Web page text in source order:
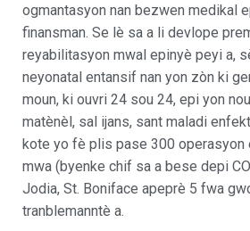
ogmantasyon nan bezwen medikal
finansman. Se lè sa a li devlope
reyabilitasyon mwal epinyè peyi a,
neyonatal entansif nan yon zòn ki
moun, ki ouvri 24 sou 24, epi yon
matènèl, sal ijans, sant maladi
kote yo fè plis pase 300 operasyon
mwa (byenke chif sa a bese depi
Jodia, St. Boniface apeprè 5 fwa
tranblemanntè a.